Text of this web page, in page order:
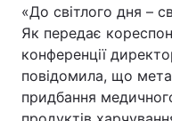
«До світлого дня –
Як передає
конференції
повідомила, що мета
придбання